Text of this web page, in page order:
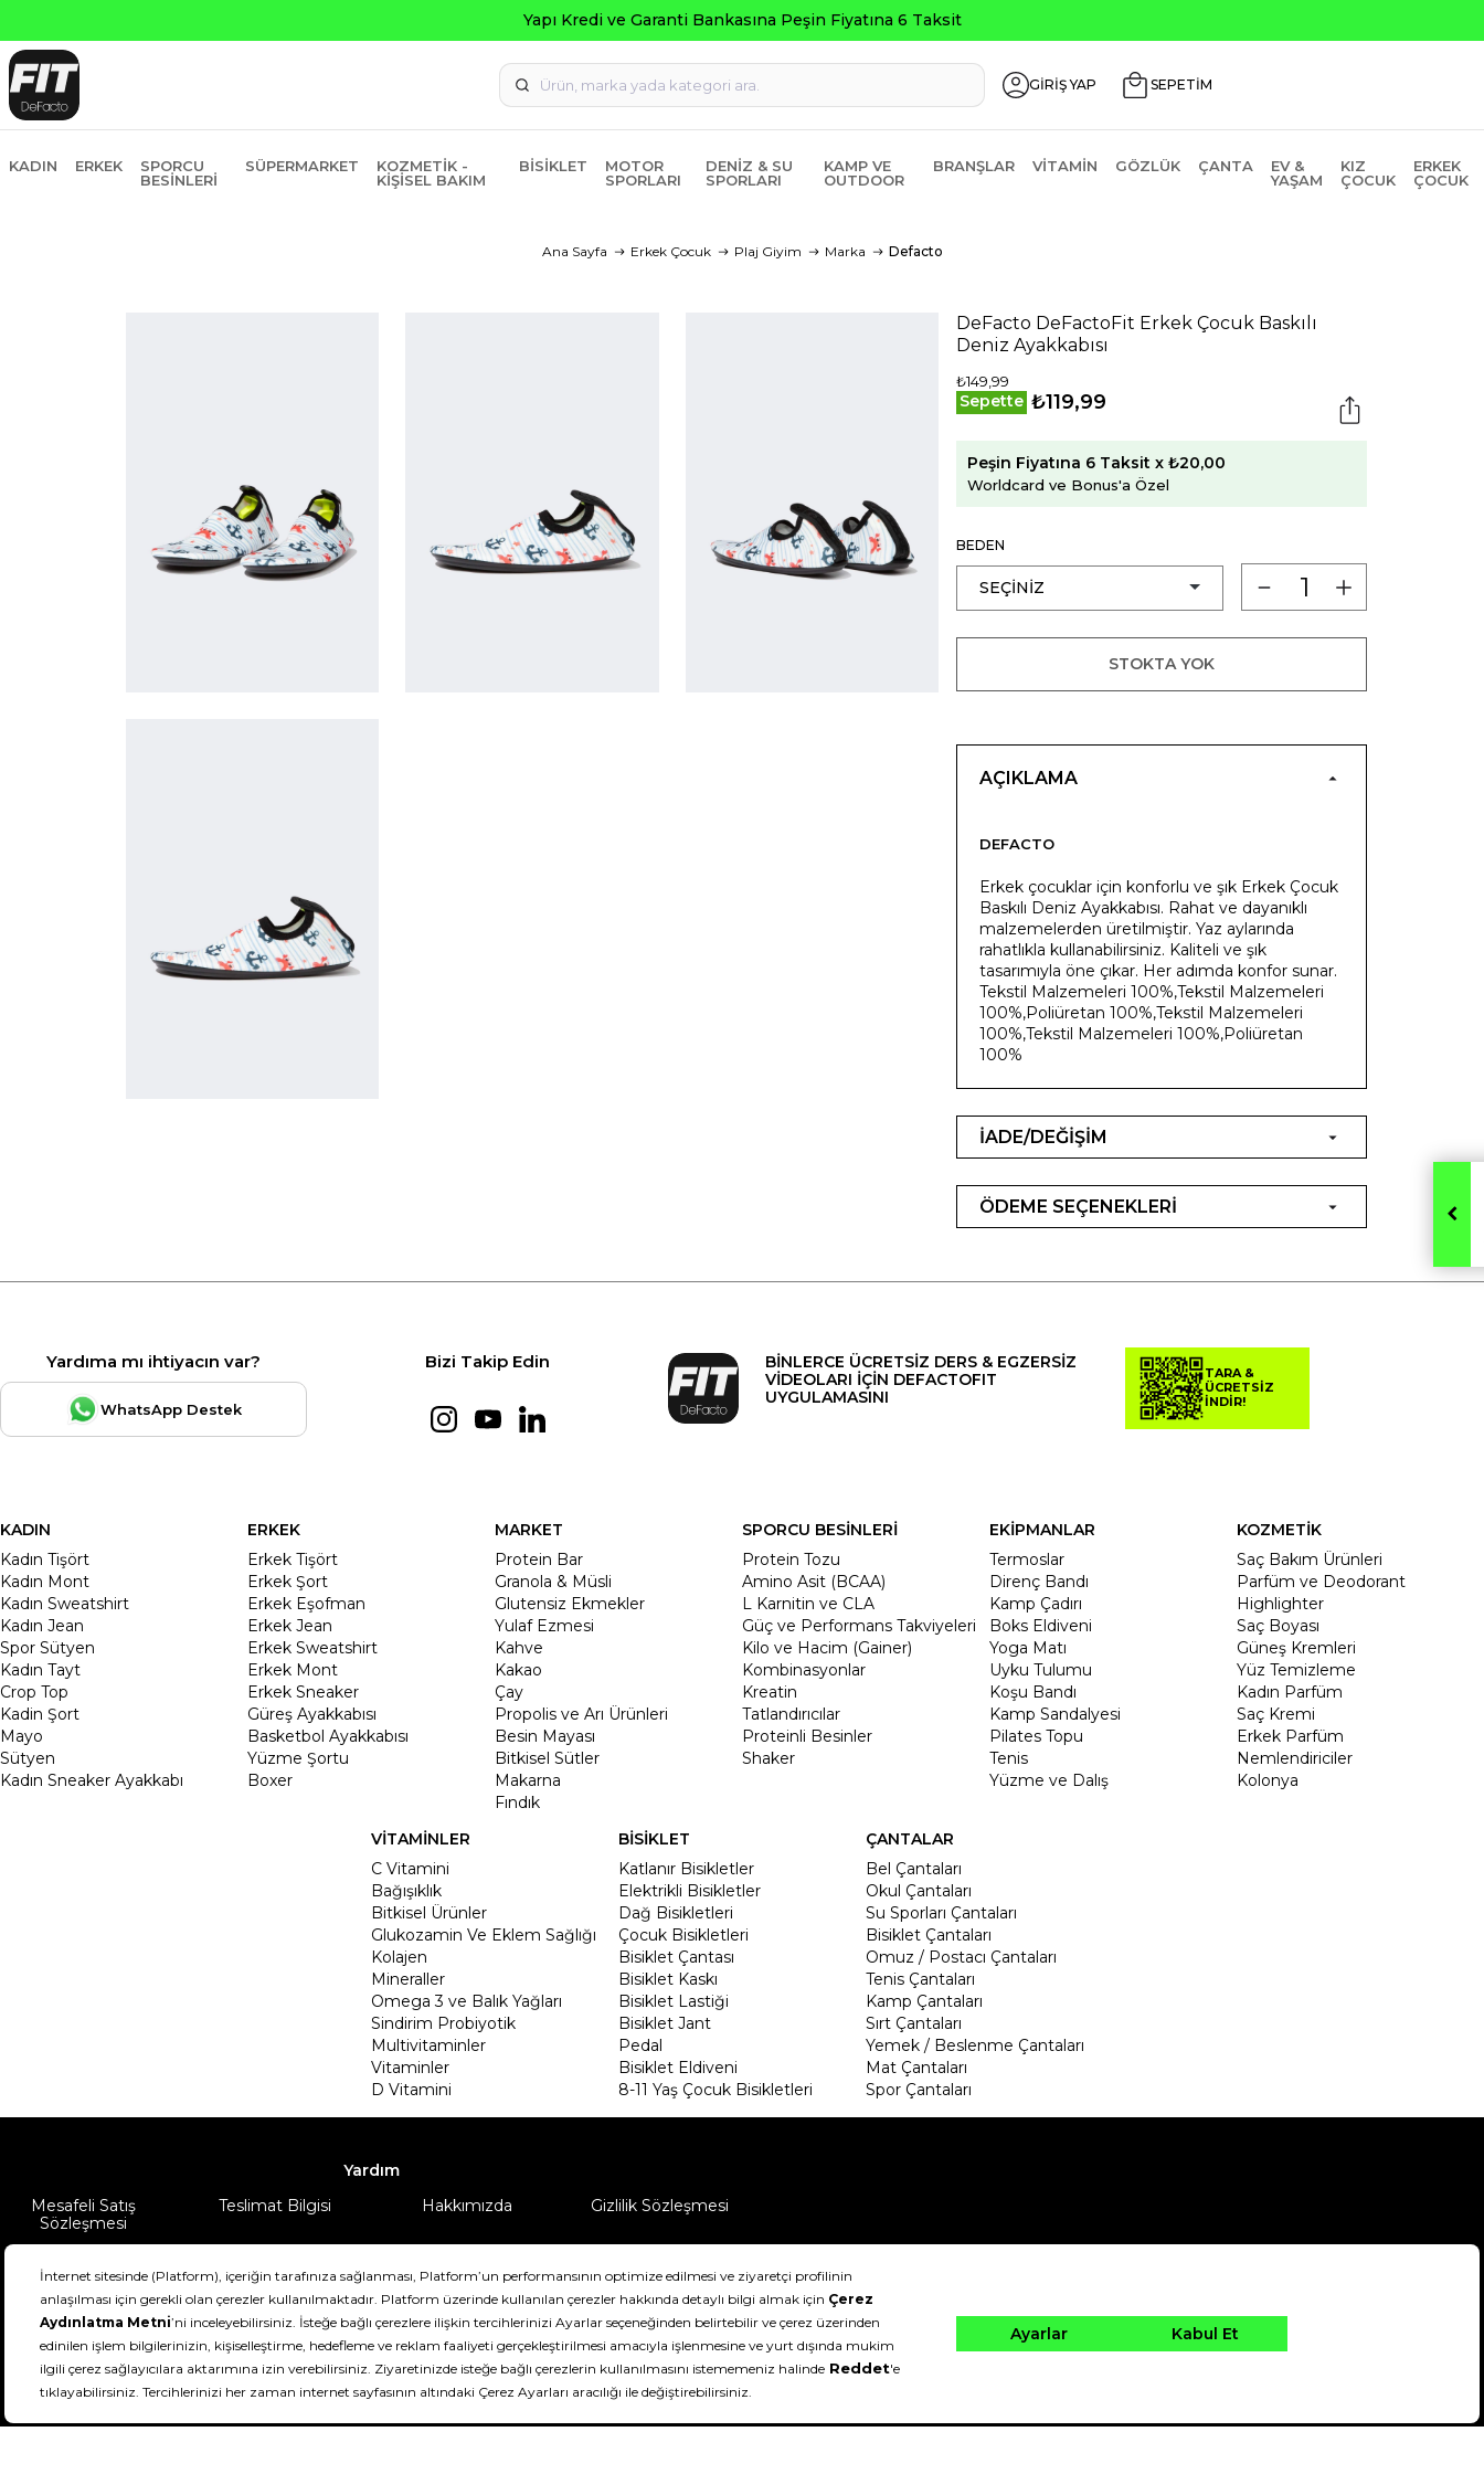
Yapı Kredi ve Garanti Bankasına Peşin Fiyatına 6 Taksit
GİRİŞ YAP SEPETİM
KADIN ERKEK
SPORCU
BESINLERI
SÜPERMARKET
KOZMETIK -
KIŞISEL BAKIM
BISIKLET
MOTOR
SPORLARI
DENIZ & SU
SPORLARI
KAMP VE
OUTDOOR
BRANŞLAR VITAMIN GÖZLÜK ÇANTA
EV &
YAŞAM
KIZ
ÇOCUK
ERKEK
ÇOCUK
Ana Sayfa Erkek Çocuk Plaj Giyim Marka Defacto
DeFacto DeFactoFit Erkek Çocuk Baskılı
Deniz Ayakkabısı
₺149,99
Sepette ₺119,99
Peşin Fiyatına 6 Taksit x ₺20,00
Worldcard ve Bonus'a Özel
BEDEN
STOKTA YOK
AÇIKLAMA
DEFACTO
Erkek çocuklar için konforlu ve şık Erkek Çocuk
Baskılı Deniz Ayakkabısı. Rahat ve dayanıklı
malzemelerden üretilmiştir. Yaz aylarında
rahatlıkla kullanabilirsiniz. Kaliteli ve şık
tasarımıyla öne çıkar. Her adımda konfor sunar.
Tekstil Malzemeleri 100%,Tekstil Malzemeleri
100%,Poliüretan 100%,Tekstil Malzemeleri
100%,Tekstil Malzemeleri 100%,Poliüretan
100%
İADE/DEĞİŞİM
ÖDEME SEÇENEKLERİ
Yardıma mı ihtiyacın var?
WhatsApp Destek
Bizi Takip Edin
BİNLERCE ÜCRETSİZ DERS & EGZERSİZ
VİDEOLARI İÇİN DEFACTOFIT
UYGULAMASINI
TARA &
ÜCRETSİZ
İNDİR!
KADIN
Kadın Tişört
Kadın Mont
Kadın Sweatshirt
Kadın Jean
Spor Sütyen
Kadın Tayt
Crop Top
Kadin Şort
Mayo
Sütyen
Kadın Sneaker Ayakkabı
ERKEK
Erkek Tişört
Erkek Şort
Erkek Eşofman
Erkek Jean
Erkek Sweatshirt
Erkek Mont
Erkek Sneaker
Güreş Ayakkabısı
Basketbol Ayakkabısı
Yüzme Şortu
Boxer
MARKET
Protein Bar
Granola & Müsli
Glutensiz Ekmekler
Yulaf Ezmesi
Kahve
Kakao
Çay
Propolis ve Arı Ürünleri
Besin Mayası
Bitkisel Sütler
Makarna
Fındık
SPORCU BESİNLERİ
Protein Tozu
Amino Asit (BCAA)
L Karnitin ve CLA
Güç ve Performans Takviyeleri
Kilo ve Hacim (Gainer)
Kombinasyonlar
Kreatin
Tatlandırıcılar
Proteinli Besinler
Shaker
EKİPMANLAR
Termoslar
Direnç Bandı
Kamp Çadırı
Boks Eldiveni
Yoga Matı
Uyku Tulumu
Koşu Bandı
Kamp Sandalyesi
Pilates Topu
Tenis
Yüzme ve Dalış
KOZMETİK
Saç Bakım Ürünleri
Parfüm ve Deodorant
Highlighter
Saç Boyası
Güneş Kremleri
Yüz Temizleme
Kadın Parfüm
Saç Kremi
Erkek Parfüm
Nemlendiriciler
Kolonya
VİTAMİNLER
C Vitamini
Bağışıklık
Bitkisel Ürünler
Glukozamin Ve Eklem Sağlığı
Kolajen
Mineraller
Omega 3 ve Balık Yağları
Sindirim Probiyotik
Multivitaminler
Vitaminler
D Vitamini
BİSİKLET
Katlanır Bisikletler
Elektrikli Bisikletler
Dağ Bisikletleri
Çocuk Bisikletleri
Bisiklet Çantası
Bisiklet Kaskı
Bisiklet Lastiği
Bisiklet Jant
Pedal
Bisiklet Eldiveni
8-11 Yaş Çocuk Bisikletleri
ÇANTALAR
Bel Çantaları
Okul Çantaları
Su Sporları Çantaları
Bisiklet Çantaları
Omuz / Postacı Çantaları
Tenis Çantaları
Kamp Çantaları
Sırt Çantaları
Yemek / Beslenme Çantaları
Mat Çantaları
Spor Çantaları
Yardım
Mesafeli Satış
Sözleşmesi
Teslimat Bilgisi Hakkımızda Gizlilik Sözleşmesi
DeFactoFIT ©️ 2022-2026. Tüm hakları saklıdır.